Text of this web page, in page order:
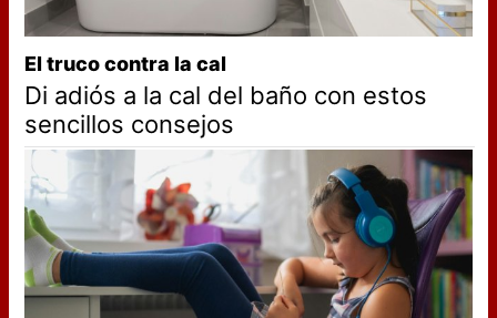
El truco contra la cal
Di adiós a la cal del baño con estos
sencillos consejos